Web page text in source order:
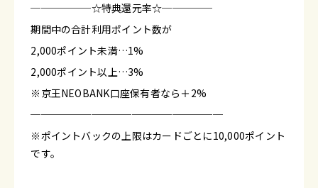
──────☆特典還元率☆─────
期間中の合計利用ポイント数が
2,000ポイント未満…1%
2,000ポイント以上…3%
※京王NEOBANK口座保有者なら＋2%
───────────────────
※ポイントバックの上限はカードごとに10,000ポイント
です。